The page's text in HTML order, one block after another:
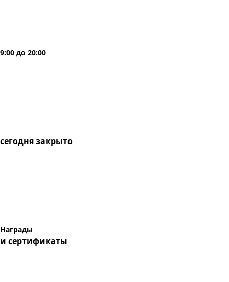
9:00 до 20:00
сегоднязакрыто
Награды
и сертификаты